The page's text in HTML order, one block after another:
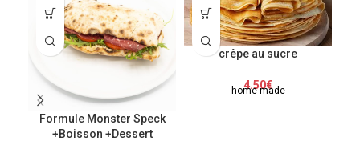
Formule Monster Speck
+Boisson +Dessert
crêpe au sucre
4.50€
home made